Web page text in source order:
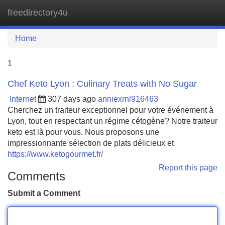
freedirectory4u
Home
1
Chef Keto Lyon : Culinary Treats with No Sugar
Internet 307 days ago anniexrnl916463
Cherchez un traiteur exceptionnel pour votre événement à
Lyon, tout en respectant un régime cétogène? Notre traiteur
keto est là pour vous. Nous proposons une
impressionnante sélection de plats délicieux et
https://www.ketogourmet.fr/
Report this page
Comments
Submit a Comment